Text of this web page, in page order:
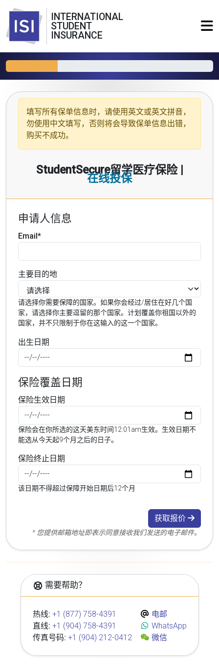
INTERNATIONAL
STUDENT
INSURANCE
填写所有保单信息时，请使用 英文或英文拼音，
勿使用中文填写，否则将会导致保单信息出错，
购买不成功。
StudentSecure留学医疗保险 |
在线投保
申请人信息
Email*
主要目的地
请选择你需要保障的国家。如果你会经过/居住在好几个国
家，请选择你主要逗留的那个国家。计划覆盖你祖国以外的
国家，并不只限制于你在这输入的这一个国家。
出生日期
保险覆盖日期
保险生效日期
保险会在你所选的这天美东时间12:01am生效。生效日期不
能选从今天起9个月之后的日子。
保险终止日期
该日期不得超过保障开始日期后12个月
获取报价
* 您提供邮箱地址即表示同意接收我们发送的电子邮件。
需要帮助？
热线: +1 (877) 758-4391
直线: +1 (904) 758-4391
传真号码: +1 (904) 212-0412
电邮
WhatsApp
微信